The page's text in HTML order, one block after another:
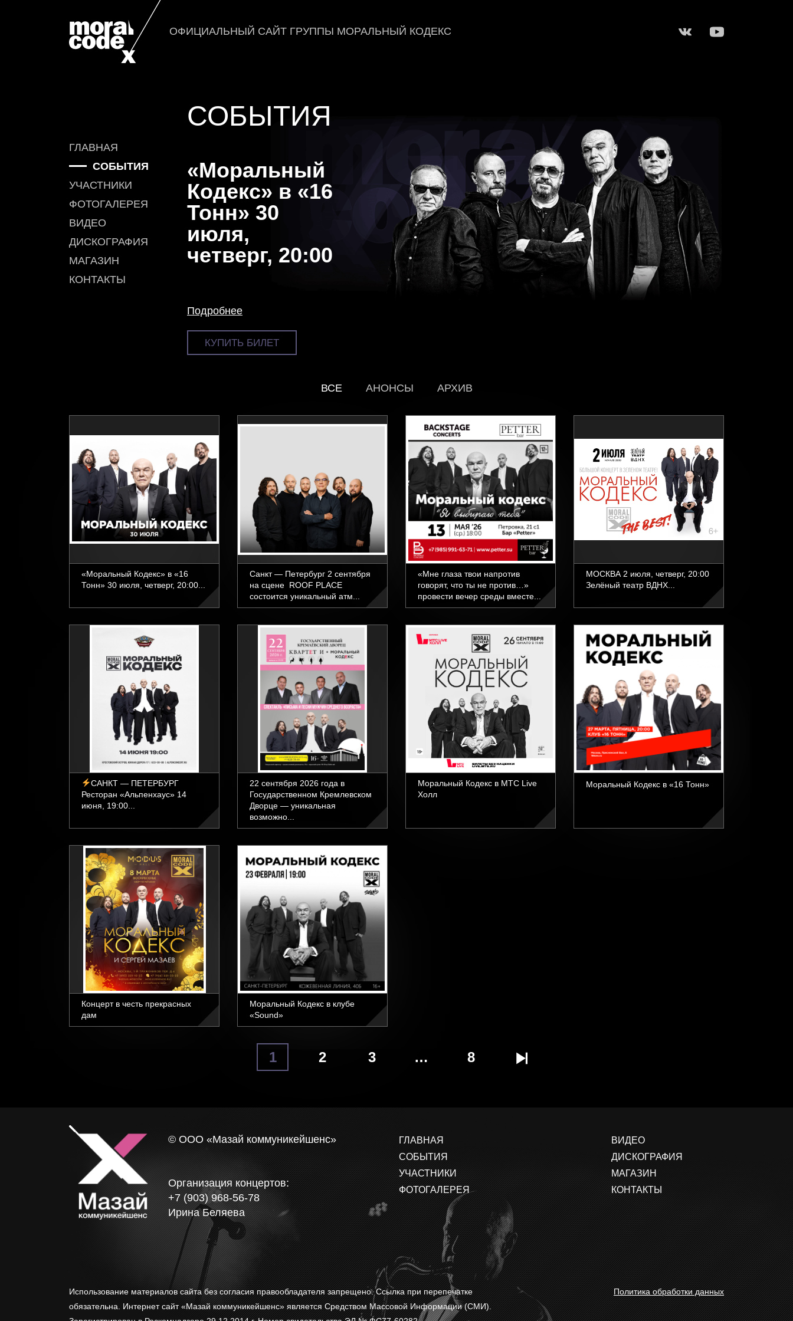
ОФИЦИАЛЬНЫЙ САЙТ ГРУППЫ МОРАЛЬНЫЙ КОДЕКС
ГЛАВНАЯ
СОБЫТИЯ
УЧАСТНИКИ
ФОТОГАЛЕРЕЯ
ВИДЕО
ДИСКОГРАФИЯ
МАГАЗИН
КОНТАКТЫ
СОБЫТИЯ
«Моральный
Кодекс» в «16
Тонн» 30
июля,
четверг, 20:00
Подробнее
КУПИТЬ БИЛЕТ
ВСЕ АНОНСЫ АРХИВ
«Моральный Кодекс» в «16
Тонн» 30 июля, четверг, 20:00...
Санкт — Петербург 2 сентября
на сцене ROOF PLACE
состоится уникальный атм...
«Мне глаза твои напротив
говорят, что ты не против…»
провести вечер среды вместе...
МОСКВА 2 июля, четверг, 20:00
Зелёный театр ВДНХ...
САНКТ — ПЕТЕРБУРГ
Ресторан «Альпенхаус» 14
июня, 19:00...
22 сентября 2026 года в
Государственном Кремлевском
Дворце — уникальная
возможно...
Моральный Кодекс в МТС Live
Холл
Моральный Кодекс в «16 Тонн»
Концерт в честь прекрасных
дам
Моральный Кодекс в клубе
«Sound»
1 2 3 … 8
© ООО «Мазай коммуникейшенс»
Организация концертов:
+7 (903) 968-56-78
Ирина Беляева
ГЛАВНАЯ
СОБЫТИЯ
УЧАСТНИКИ
ФОТОГАЛЕРЕЯ
ВИДЕО
ДИСКОГРАФИЯ
МАГАЗИН
КОНТАКТЫ
Использование материалов сайта без согласия правообладателя запрещено. Ссылка при перепечатке
обязательна. Интернет сайт «Мазай коммуникейшенс» является Средством Массовой Информации (СМИ).
Политика обработки данных